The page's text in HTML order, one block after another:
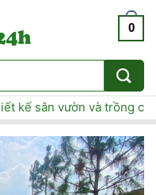
0
kế sân vườn và trồng